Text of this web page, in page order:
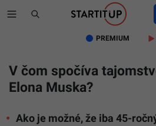
PREMIUM
V čom spočíva
Elona Muska?
Ako je možné, že iba 45-